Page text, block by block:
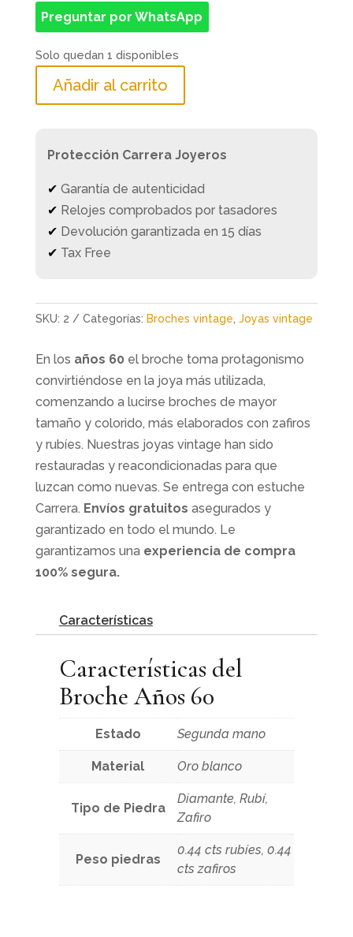
Preguntar por WhatsApp
Solo quedan 1 disponibles
Añadir al carrito
Protección Carrera Joyeros
✔ Garantía de autenticidad
✔ Relojes comprobados por tasadores
✔ Devolución garantizada en 15 días
✔ Tax Free
SKU: 2 Categorías: Broches vintage Joyas vintage
En los años 60 el broche toma protagonismo
convirtiéndose en la joya más utilizada,
comenzando a lucirse broches de mayor
tamaño y colorido, más elaborados con zafiros
y rubíes. Nuestras joyas vintage han sido
restauradas y reacondicionadas para que
luzcan como nuevas. Se entrega con estuche
Carrera. Envíos gratuitos asegurados y
garantizado en todo el mundo. Le
garantizamos una experiencia de compra
100% segura.
Características
Características del
Broche Años 60
Estado Segunda mano
Material Oro blanco
Tipo de Piedra
Diamante, Rubí,
Zafiro
Peso piedras
0.44 cts rubíes, 0.44
cts zafiros